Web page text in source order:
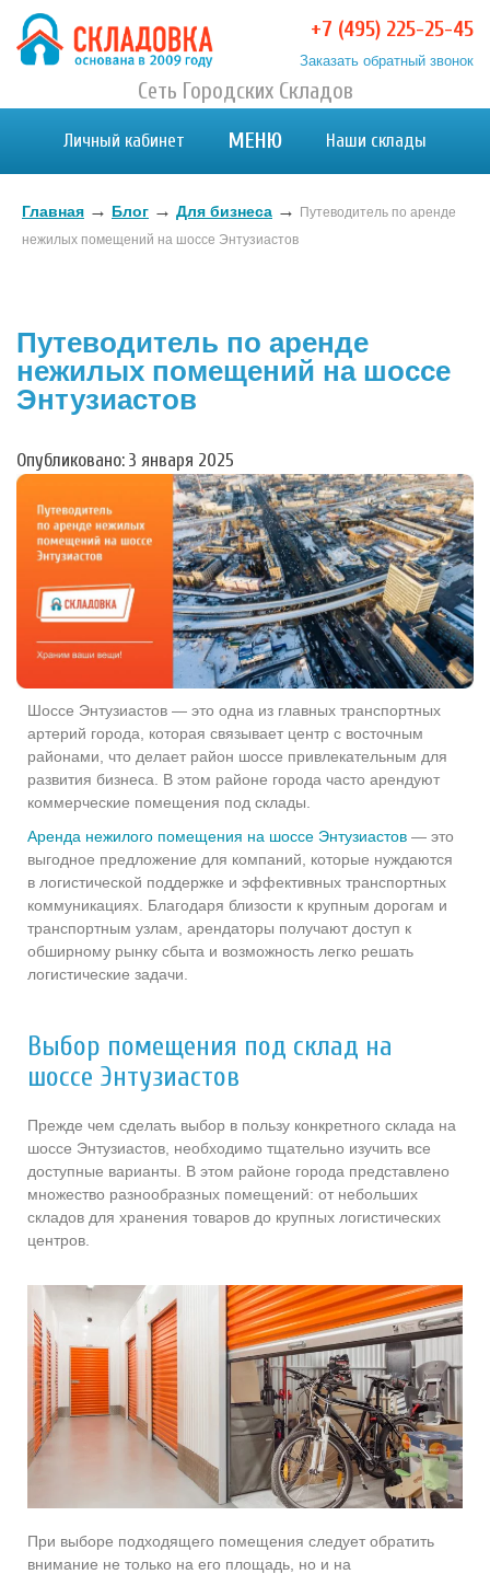
Хранение вещей в Москве и МО. Склад временного
Хранение вещей в Москве и МО. Склад временного хранения. Складовка
+7 (495) 225-25-45
Заказать обратный звонок
Сеть Городских Складов
Личный кабинет МЕНЮ Наши склады
Главная → Блог → Для бизнеса →
Путеводитель по аренде
нежилых помещений на шоссе Энтузиастов
Путеводитель по аренде
нежилых помещений на шоссе
Энтузиастов
Опубликовано: 3 января 2025
Шоссе Энтузиастов — это одна из главных транспортных
артерий города, которая связывает центр с восточным
районами, что делает район шоссе привлекательным для
развития бизнеса. В этом районе города часто арендуют
коммерческие помещения под склады.
Аренда нежилого помещения на шоссе Энтузиастов — это
выгодное предложение для компаний, которые нуждаются
в логистической поддержке и эффективных транспортных
коммуникациях. Благодаря близости к крупным дорогам и
транспортным узлам, арендаторы получают доступ к
обширному рынку сбыта и возможность легко решать
логистические задачи.
Выбор помещения под склад на
шоссе Энтузиастов
Прежде чем сделать выбор в пользу конкретного склада на
шоссе Энтузиастов, необходимо тщательно изучить все
доступные варианты. В этом районе города представлено
множество разнообразных помещений: от небольших
складов для хранения товаров до крупных логистических
центров.
При выборе подходящего помещения следует обратить
внимание не только на его площадь, но и на